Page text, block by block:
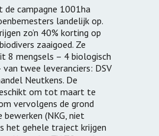
de campagne 1001ha
landelijk op.
zo’n 40% korting op
zaaigoed. Ze
8 mengsels – 4 biologisch
van twee leveranciers: DSV
Neutkens. De
om tot maart te
vervolgens de grond
(NKG, niet
het gehele traject krijgen